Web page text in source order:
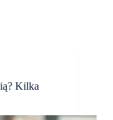
Kilka